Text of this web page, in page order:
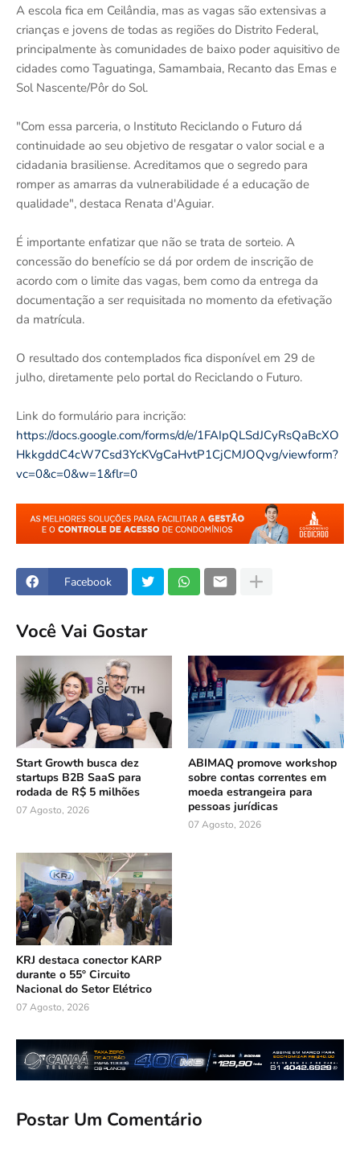
A escola fica em Ceilândia, mas as vagas são extensivas a
crianças e jovens de todas as regiões do Distrito Federal,
principalmente às comunidades de baixo poder aquisitivo de
cidades como Taguatinga, Samambaia, Recanto das Emas e
Sol Nascente/Pôr do Sol.
"Com essa parceria, o Instituto Reciclando o Futuro dá
continuidade ao seu objetivo de resgatar o valor social e a
cidadania brasiliense. Acreditamos que o segredo para
romper as amarras da vulnerabilidade é a educação de
qualidade", destaca Renata d'Aguiar.
É importante enfatizar que não se trata de sorteio. A
concessão do benefício se dá por ordem de inscrição de
acordo com o limite das vagas, bem como da entrega da
documentação a ser requisitada no momento da efetivação
da matrícula.
O resultado dos contemplados fica disponível em 29 de
julho, diretamente pelo portal do Reciclando o Futuro.
Link do formulário para incrição:
https://docs.google.com/forms/d/e/1FAIpQLSdJCyRsQaBcXO
HkkgddC4cW7Csd3YcKVgCaHvtP1CjCMJOQvg/viewform?
vc=0&c=0&w=1&flr=0
Facebook
Você Vai Gostar
Start Growth busca dez
startups B2B SaaS para
rodada de R$ 5 milhões
07 Agosto, 2026
ABIMAQ promove workshop
sobre contas correntes em
moeda estrangeira para
pessoas jurídicas
07 Agosto, 2026
KRJ destaca conector KARP
durante o 55º Circuito
Nacional do Setor Elétrico
07 Agosto, 2026
Postar Um Comentário